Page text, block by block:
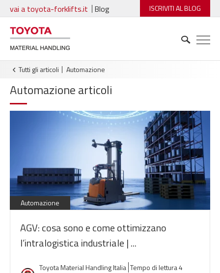
vai a toyota-forklifts.it Blog ISCRIVITI AL BLOG
Tutti gli articoli automazione
Automazionearticoli
Automazione
AGV: cosa sono e come ottimizzano
l’intralogistica industriale | ...
Toyota Material Handling Italia Tempo di lettura 4